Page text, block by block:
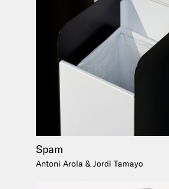
Spam
Antoni Arola & Jordi Tamayo